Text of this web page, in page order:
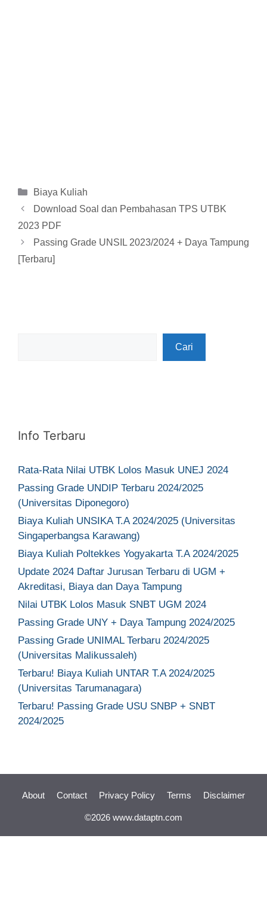
Kategori
Biaya Kuliah
Download Soal dan Pembahasan TPS UTBK
2023 PDF
Passing Grade UNSIL 2023/2024 + Daya Tampung
[Terbaru]
Cari
Info Terbaru
Rata-Rata Nilai UTBK Lolos Masuk UNEJ 2024
Passing Grade UNDIP Terbaru 2024/2025
(Universitas Diponegoro)
Biaya Kuliah UNSIKA T.A 2024/2025 (Universitas
Singaperbangsa Karawang)
Biaya Kuliah Poltekkes Yogyakarta T.A 2024/2025
Update 2024 Daftar Jurusan Terbaru di UGM +
Akreditasi, Biaya dan Daya Tampung
Nilai UTBK Lolos Masuk SNBT UGM 2024
Passing Grade UNY + Daya Tampung 2024/2025
Passing Grade UNIMAL Terbaru 2024/2025
(Universitas Malikussaleh)
Terbaru! Biaya Kuliah UNTAR T.A 2024/2025
(Universitas Tarumanagara)
Terbaru! Passing Grade USU SNBP + SNBT
2024/2025
About Contact Privacy Policy Terms Disclaimer
©2026 www.dataptn.com